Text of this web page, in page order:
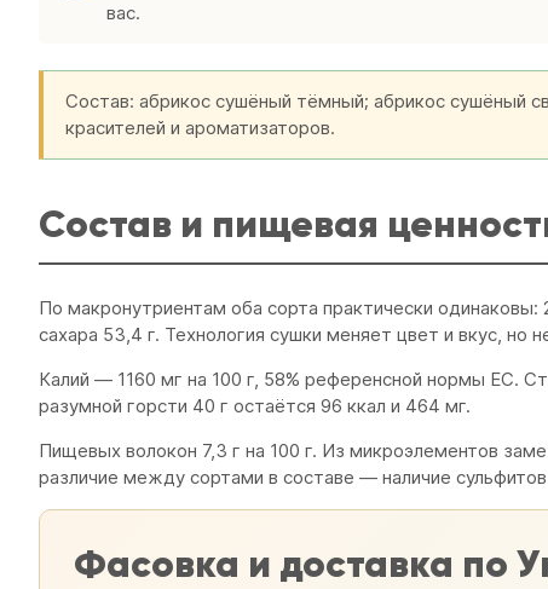
вас.
Состав: абрикос сушёный тёмный; абрикос сушёный
красителей и ароматизаторов.
Состав и пищевая
По макронутриентам оба сорта практически одинаковы:
сахара 53,4 г. Технология сушки меняет цвет и вкус, но
Калий — 1160 мг на 100 г, 58% референсной нормы ЕС.
разумной горсти 40 г остаётся 96 ккал и 464 мг.
Пищевых волокон 7,3 г на 100 г. Из микроэлементов
различие между сортами в составе — наличие
Фасовка и доставка по